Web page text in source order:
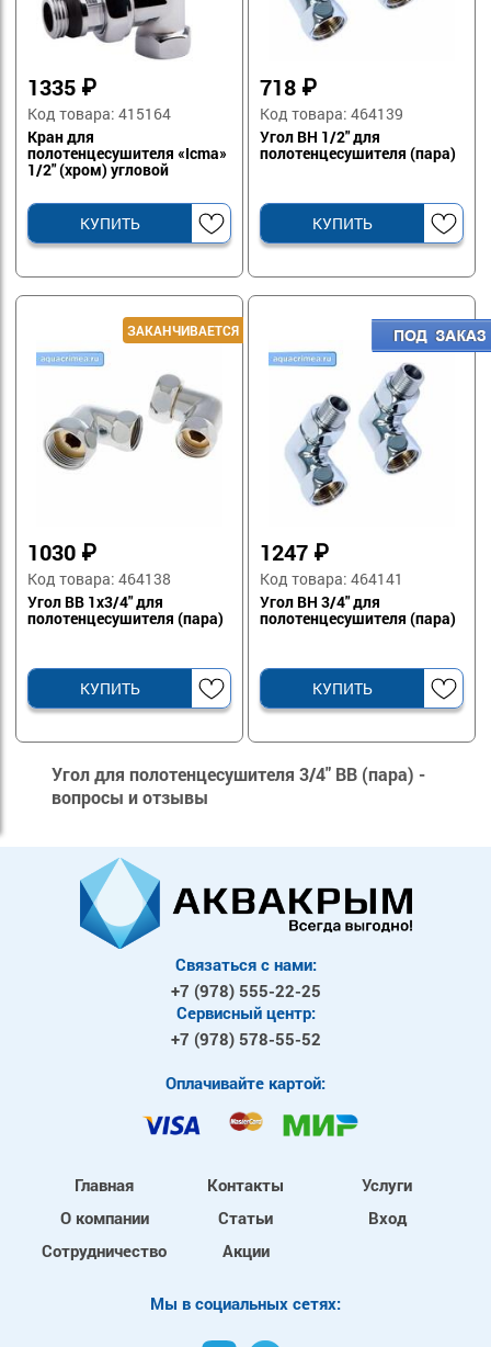
1335 ₽
Код товара: 415164
Кран для
полотенцесушителя «Icma»
1/2" (хром) угловой
КУПИТЬ
718 ₽
Код товара: 464139
Угол ВН 1/2" для
полотенцесушителя (пара)
КУПИТЬ
1030 ₽
Код товара: 464138
Угол ВВ 1х3/4" для
полотенцесушителя (пара)
КУПИТЬ
1247 ₽
Код товара: 464141
Угол ВН 3/4" для
полотенцесушителя (пара)
КУПИТЬ
Угол для полотенцесушителя 3/4" ВВ (пара) -
вопросы и отзывы
Связаться с нами:
+7 (978) 555-22-25
Сервисный центр:
+7 (978) 578-55-52
Оплачивайте картой:
Главная
О компании
Сотрудничество
Контакты
Статьи
Акции
Услуги
Вход
Mы в социальных сетях: